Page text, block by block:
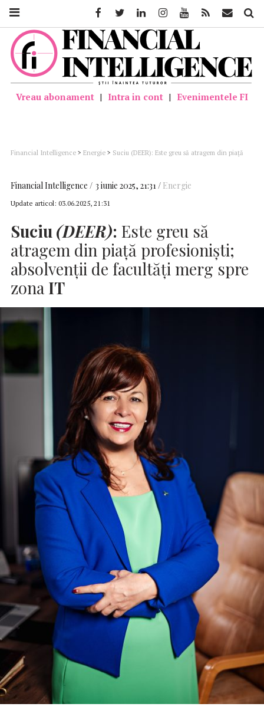
Vreau abonament | Intra in cont | Evenimentele FI
Financial Intelligence > Energie > Suciu (DEER): Este greu să atragem din piaţă
Financial Intelligence 3 iunie 2025, 21:31 Energie
Update articol: 03.06.2025, 21:31
Suciu (DEER): Este greu să
atragem din piaţă profesionişti;
absolvenţii de facultăţi merg spre
zonaIT
FacebookTwitter LinkedinInstagramYoutube Feed Mail